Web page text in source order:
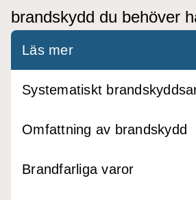
brandskydd du behöver
Läs mer
Systematiskt
Omfattning av brandskydd
Brandfarliga varor